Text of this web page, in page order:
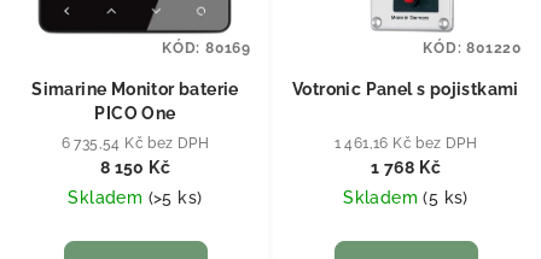
Simarine Monitor baterie
PICO One
6 735,54 Kč bez DPH
8 150 Kč
Skladem (>5 ks)
KÓD: 80169
Votronic Panel s pojistkami
1 461,16 Kč bez DPH
1 768 Kč
Skladem(5 ks)
KÓD:801220